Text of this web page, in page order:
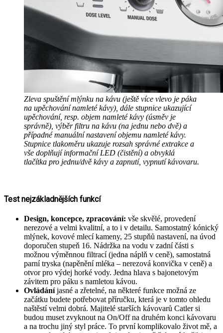
Zleva spuštění mlýnku na kávu (ještě více vlevo je páka
na upěchování namleté kávy), dále stupnice ukazující
upěchování, resp. objem namleté kávy (úsměv je
správně), výběr filtru na kávu (na jednu nebo dvě) a
případné manuální nastavení objemu namleté kávy.
Stupnice tlakoměru ukazuje rozsah správné extrakce a
vše doplňují informační LED (čistění) a obvyklá
tlačítka pro jednu/dvě kávy a zapnutí, vypnutí kávovaru.
Test nejzákladnějších funkcí
Design, koncepce, zpracování: vše skvělé, provedení
nerezové a velmi kvalitní, a to i v detailu. Samostatný kónický
mlýnek, kovové mlecí kameny, 25 stupňů nastavení, na úvod
doporučen stupeň 16. Nádržka na vodu v zadní části s
možnou výměnnou filtrací (jedna náplň v ceně), samostatná
parní tryska (napěnění mléka – nerezová konvička v ceně) a
otvor pro výdej horké vody. Jedna hlava s bajonetovým
závitem pro páku s namletou kávou.
Ovládáníjasné a zřetelné, na některé funkce možná ze
začátku budete potřebovat příručku, která je v tomto ohledu
naštěstí velmi dobrá. Majitelé starších kávovarů Catler si
budou muset zvyknout na On/Off na druhém konci kávovaru
a na trochu jiný styl práce. To první komplikovalo život mě, a